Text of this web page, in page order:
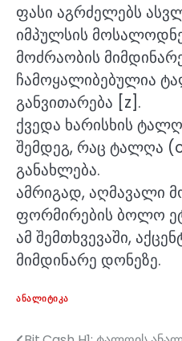
ფასი აგრძელებს
იმპულსის
მოძრაობის
ჩამოყალიბებულია
განვითარება [z].
ქვედა ხარისხის
შემდეგ, რაც ტალღა
განახლება.
ამრიგად, აღმავალი
ფორმირების ბოლო
ამ შემთხვევაში,
მიმდინარე დონეზე.
ᲐᲜᲐᲚᲘᲢᲘᲙᲐ